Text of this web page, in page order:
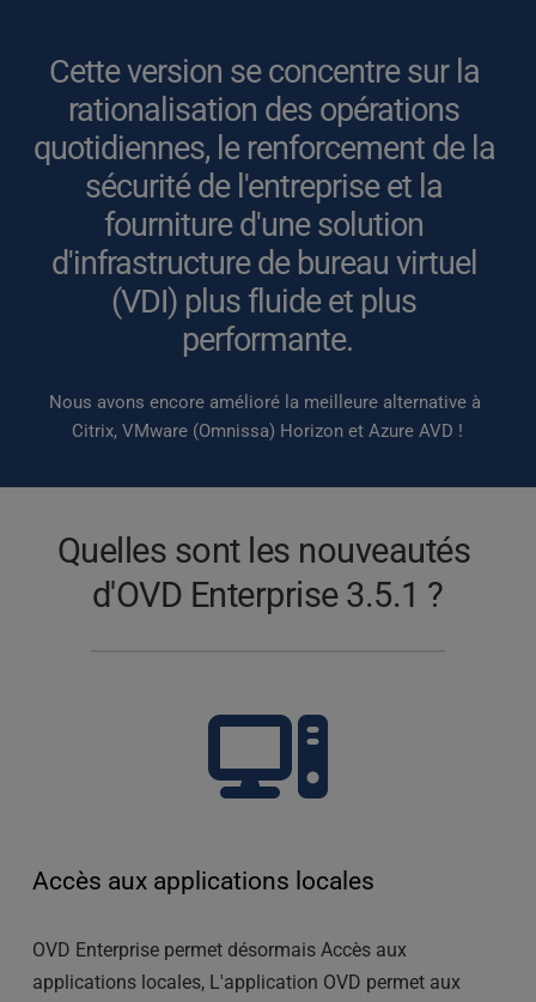
Cette version se concentre sur la
rationalisation des opérations
quotidiennes, le renforcement de la
sécurité de l'entreprise et la
fourniture d'une solution
d'infrastructure de bureau virtuel
(VDI) plus fluide et plus
performante.
Nous avons encore amélioré la meilleure alternative à
Citrix, VMware (Omnissa) Horizon et Azure AVD !
Quelles sont les nouveautés
d'OVD Enterprise 3.5.1 ?
Accès aux applications locales
OVD Enterprise permet désormais Accès aux
applications locales, L'application OVD permet aux